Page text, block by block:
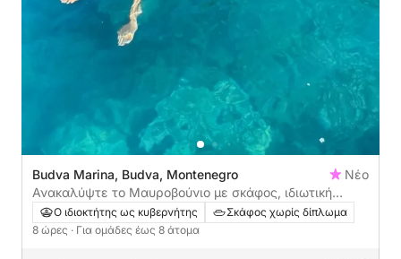
Budva Marina, Budva, Montenegro
Νέο
Ανακαλύψτε το Μαυροβούνιο με σκάφος, ιδιωτική
ολοήμερη εκδρομή με σκάφος από την Μπούντβα
Ο ιδιοκτήτης ως κυβερνήτης
Σκάφος χωρίς δίπλωμα
8 ώρες · Για ομάδες έως 8 άτομα